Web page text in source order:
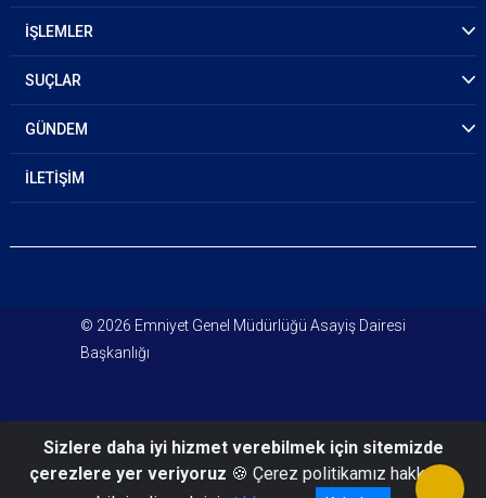
İŞLEMLER
SUÇLAR
GÜNDEM
İLETİŞİM
© 2026 Emniyet Genel Müdürlüğü Asayiş Dairesi
Başkanlığı
Sizlere daha iyi hizmet verebilmek için sitemizde
çerezlere yer veriyoruz 🍪 Çerez politikamız hakkında